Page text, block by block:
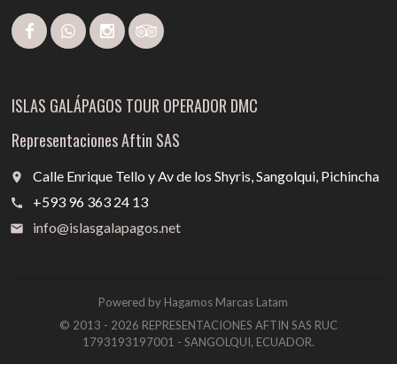
ISLAS GALÁPAGOS TOUR OPERADOR DMC
Representaciones Aftin SAS
place Calle Enrique Tello y Av de los Shyris, Sangolqui, Pichincha
call +593 96 363 24 13
email info@islasgalapagos.net
© 2013 - 2026 REPRESENTACIONES AFTIN SAS RUC
1793193197001 - SANGOLQUI, ECUADOR.
Powered by Hagamos Marcas Latam